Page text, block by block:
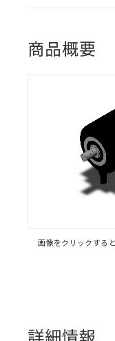
商品概要
画像をクリックする
詳細情報